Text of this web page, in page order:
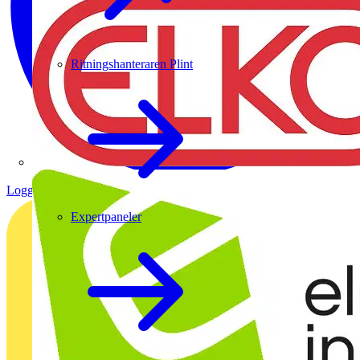
Ritningshanteraren Plint
Expertpaneler
Logga in Registrera dig